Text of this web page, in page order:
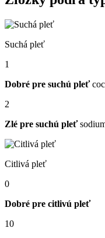
Suchá pleť
1
Dobré pre suchú pleť
2
Zlé pre suchú pleť
Citlivá pleť
0
Dobré pre citlivú pleť
10